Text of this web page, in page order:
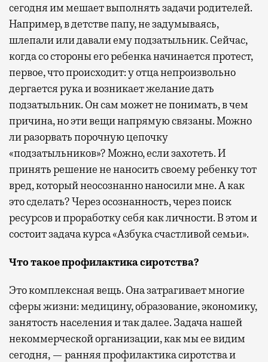
сегодня им мешает выполнять задачи родителей.
Например, в детстве папу, не задумываясь,
шлепали или давали ему подзатыльник. Сейчас,
когда со стороны его ребенка начинается протест,
первое, что происходит: у отца непроизвольно
дергается рука и возникает желание дать
подзатыльник. Он сам может не понимать, в чем
причина, но эти вещи напрямую связаны. Можно
ли разорвать порочную цепочку
«подзатыльников»? Можно, если захотеть. И
принять решение не наносить своему ребенку тот
вред, который неосознанно наносили мне. А как
это сделать? Через осознанность, через поиск
ресурсов и проработку себя как личности. В этом и
состоит задача курса «Азбука счастливой семьи».
Что такое профилактика сиротства?
Это комплексная вещь. Она затрагивает многие
сферы жизни: медицину, образование, экономику,
занятость населения и так далее. Задача нашей
некоммерческой организации, как мы ее видим
сегодня, — ранняя профилактика сиротства и